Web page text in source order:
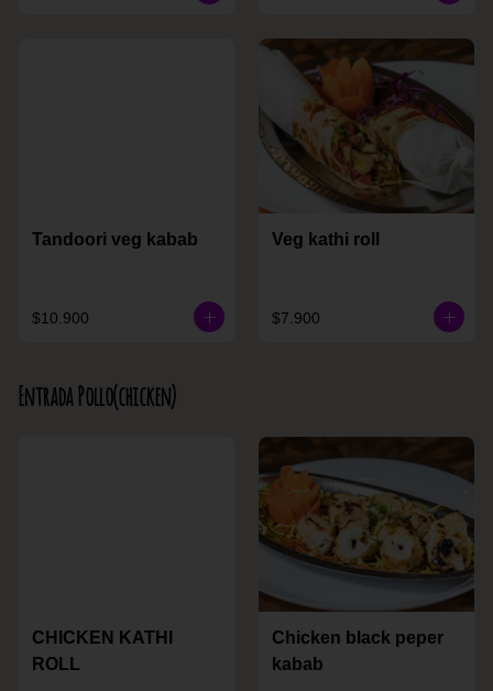
Tandoori veg kabab
$10.900
Veg kathi roll
$7.900
Entrada Pollo(chicken)
CHICKEN KATHI
ROLL
Chicken black peper
kabab